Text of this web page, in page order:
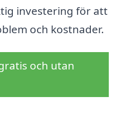
investering för att
och kostnader.
och utan